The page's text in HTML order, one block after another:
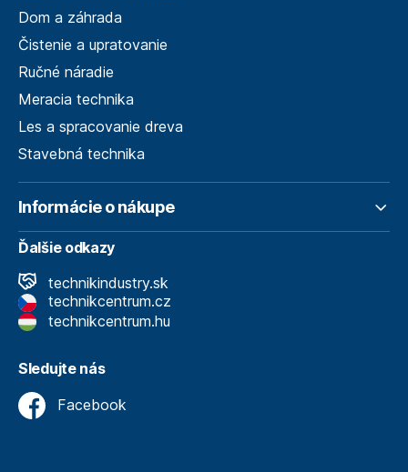
Dom a záhrada
Čistenie a upratovanie
Ručné náradie
Meracia technika
Les a spracovanie dreva
Stavebná technika
Informácie o nákupe
Ďalšie odkazy
technikindustry.sk
technikcentrum.cz
technikcentrum.hu
Sledujte nás
Facebook